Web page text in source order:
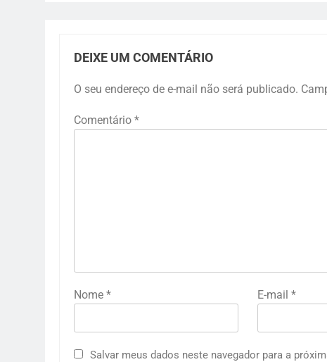
DEIXE UM COMENTÁRIO
O seu endereço de e-mail não será publicado.
Comentário *
Nome * E-mail *
Salvar meus dados neste navegador para a